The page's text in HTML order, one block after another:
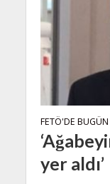
FETÖ'DE BUGÜN
yer aldı’